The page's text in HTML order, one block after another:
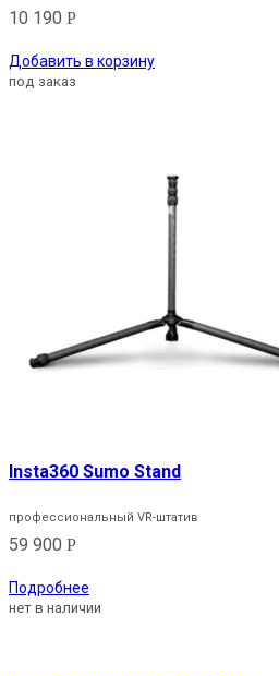
10 190 Р
Добавить в корзину
под заказ
Insta360 Sumo Stand
профессиональный VR-штатив
59 900 Р
Подробнее
нет в наличии